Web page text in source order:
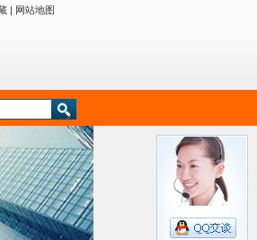
| 网站地图